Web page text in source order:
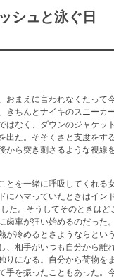
シュと泳ぐ日
まえに言われなくたって
ちんとナイキのスニーカ
なく、ダウンのジャケッ
た。そそくさと支度をす
ら突き刺さるような視線
を一緒に呼吸してくれる
ハマっていたときはイン
た。そうしてそのときはど
車が狂い始めるのだった。
冷めるとさようならとい
相手がいつも自分から離
になる。自分から荷物を
を振ったこともあった。